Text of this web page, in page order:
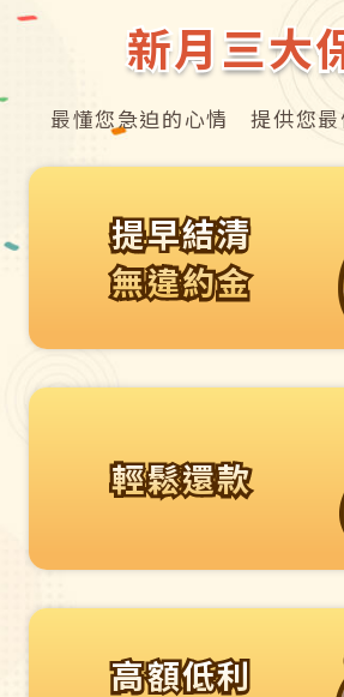
新月三大
新月三大
最懂您急迫的心情 提供您最
提早結清
無違約金
提早結清
無違約金
輕鬆還款
輕鬆還款
高額低利
高額低利